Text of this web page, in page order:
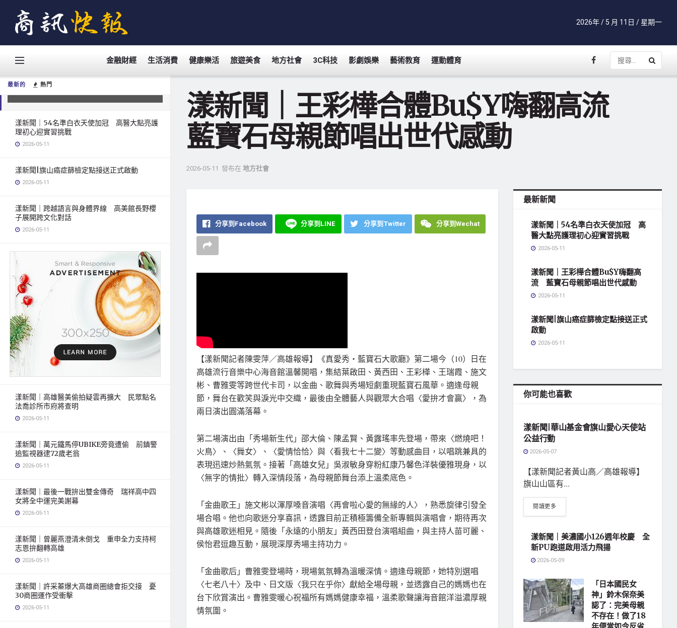
最新的 熱門
漾新聞｜王彩樺合體Bu$Y嗨翻高流
藍寶石母親節唱出世代感動
漾新聞｜54名準白衣天使加冠 高醫大點亮護
理初心迎實習挑戰
2026-05-11
漾新聞|旗山癌症篩檢定點接送正式啟動
2026-05-11
漾新聞｜跨越語言與身體界線 高美館長野櫻
子展開跨文化對話
2026-05-11
漾新聞｜高雄醫美偷拍疑雲再擴大 民眾點名
法喬診所市府將查明
2026-05-11
漾新聞｜萬元鐵馬停UBIKE旁竟遭偷 前鎮警
追監視器逮72歲老翁
2026-05-11
漾新聞｜最後一戰拚出雙金傳奇 瑞祥高中四
女將全中運完美謝幕
2026-05-11
漾新聞｜曾麗燕澄清未倒戈 重申全力支持柯
志恩拚翻轉高雄
2026-05-11
漾新聞｜許采蓁爆大高雄商圈總會拒交接 憂
30商圈運作受衝擊
2026-05-11
2026年 / 5 月 11日 / 星期一
金融財經 生活消費 健康樂活 旅遊美食 地方社會 3C科技 影劇娛樂 藝術教育 運動體育
漾新聞｜王彩樺合體Bu$Y嗨翻高流
藍寶石母親節唱出世代感動
2026-05-11 發布在 地方社會
分享到Facebook 分享到LINE 分享到Twitter 分享到Wechat
【漾新聞記者陳雯萍／高雄報導】《真愛秀・藍寶石大歌廳》第二場今（10）日在
高雄流行音樂中心海音館溫馨開唱，集結葉啟田、黃西田、王彩樺、王瑞霞、施文
彬、曹雅雯等跨世代卡司，以金曲、歌舞與秀場短劇重現藍寶石風華。適逢母親
節，舞台在歡笑與淚光中交織，最後由全體藝人與觀眾大合唱〈愛拚才會贏〉，為
兩日演出圓滿落幕。
第二場演出由「秀場新生代」邵大倫、陳孟賢、黃露瑤率先登場，帶來〈燃燒吧！
火鳥〉、〈舞女〉、〈愛情恰恰〉與〈看我七十二變〉等動感曲目，以唱跳兼具的
表現迅速炒熱氣氛。接著「高雄女兒」吳淑敏身穿粉紅康乃馨色洋裝優雅現身，以
〈無字的情批〉轉入深情段落，為母親節舞台添上溫柔底色。
「金曲歌王」施文彬以渾厚嗓音演唱〈再會啦心愛的無緣的人〉，熟悉旋律引發全
場合唱。他也向歌迷分享喜訊，透露目前正積極籌備全新專輯與演唱會，期待再次
與高雄歌迷相見。隨後「永遠的小朋友」黃西田登台演唱組曲，與主持人苗可麗、
侯怡君逗趣互動，展現深厚秀場主持功力。
「金曲歌后」曹雅雯登場時，現場氣氛轉為溫暖深情。適逢母親節，她特別選唱
〈七老八十〉及中、日文版〈我只在乎你〉獻給全場母親，並透露自己的媽媽也在
台下欣賞演出。曹雅雯暖心祝福所有媽媽健康幸福，溫柔歌聲讓海音館洋溢濃厚親
情氛圍。
最新新聞
漾新聞｜54名準白衣天使加冠 高
醫大點亮護理初心迎實習挑戰
2026-05-11
漾新聞｜王彩樺合體Bu$Y嗨翻高
流 藍寶石母親節唱出世代感動
2026-05-11
漾新聞|旗山癌症篩檢定點接送正式
啟動
2026-05-11
你可能也喜歡
漾新聞|華山基金會旗山愛心天使站
公益行動
2026-05-07
【漾新聞記者黃山高／高雄報導】
旗山山區有...
閱讀更多
漾新聞｜美濃國小126週年校慶 全
新PU跑道啟用活力飛揚
2026-05-09
「日本國民女
神」鈴木保奈美
認了：完美母親
不存在！做了18